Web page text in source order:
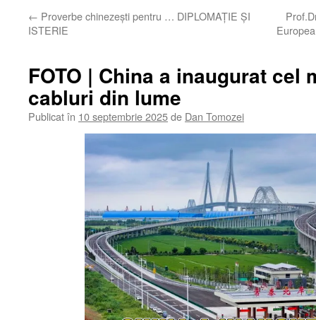
← Proverbe chinezești pentru … DIPLOMAȚIE ȘI
ISTERIE
FOTO | China a inaugurat cel
cabluri din lume
Publicat în 10 septembrie 2025de Dan Tomozei